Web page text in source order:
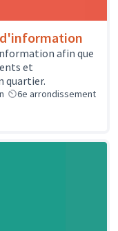
d'information
afin que
et
quartier.
6e arrondissement